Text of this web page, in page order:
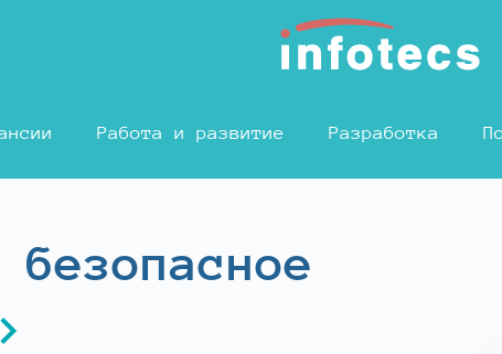
Работа и развитие Разработка
безопасное